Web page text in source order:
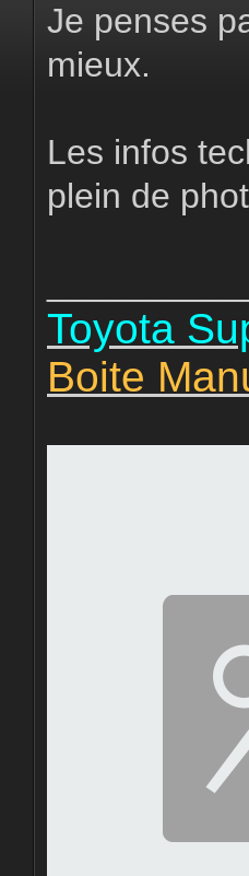
Je penses
mieux.
Les infos
plein de
Toyota
Boite